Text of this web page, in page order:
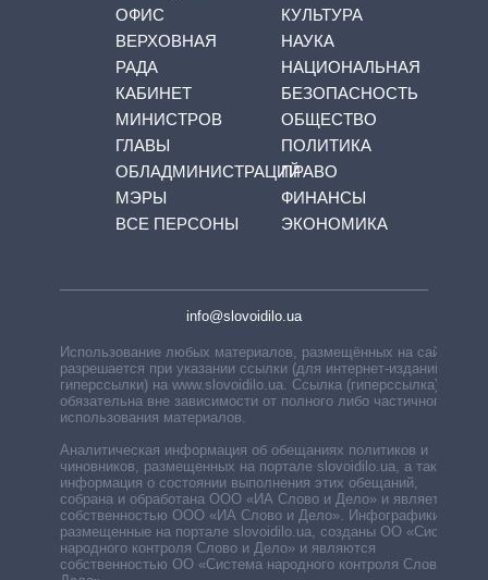
ОФИС
ВЕРХОВНАЯ
РАДА
КАБИНЕТ
МИНИСТРОВ
ГЛАВЫ
ОБЛАДМИНИСТРАЦИЙ
МЭРЫ
ВСЕ ПЕРСОНЫ
КУЛЬТУРА
НАУКА
НАЦИОНАЛЬНАЯ
БЕЗОПАСНОСТЬ
ОБЩЕСТВО
ПОЛИТИКА
ПРАВО
ФИНАНСЫ
ЭКОНОМИКА
info@slovoidilo.ua
Использование любых материалов, размещённых на сайте,
разрешается при указании ссылки (для интернет-изданий —
гиперссылки) на www.slovoidilo.ua. Ссылка (гиперссылка)
обязательна вне зависимости от полного либо частичного
использования материалов.
Аналитическая информация об обещаниях политиков и
чиновников, размещенных на портале slovoidilo.ua, а также
информация о состоянии выполнения этих обещаний,
собрана и обработана ООО «ИА Слово и Дело» и является
собственностью ООО «ИА Слово и Дело». Инфографики,
размещенные на портале slovoidilo.ua, созданы ОО «Система
народного контроля Слово и Дело» и являются
собственностью ОО «Система народного контроля Слово и